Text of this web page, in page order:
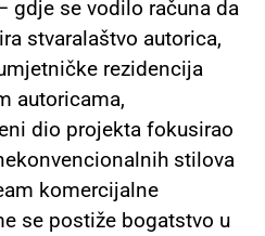
gdje se vodilo računa da
stvaralaštvo autorica,
rezidencija
autoricama,
dio projekta fokusirao
stilova
komercijalne
se postiže bogatstvo u